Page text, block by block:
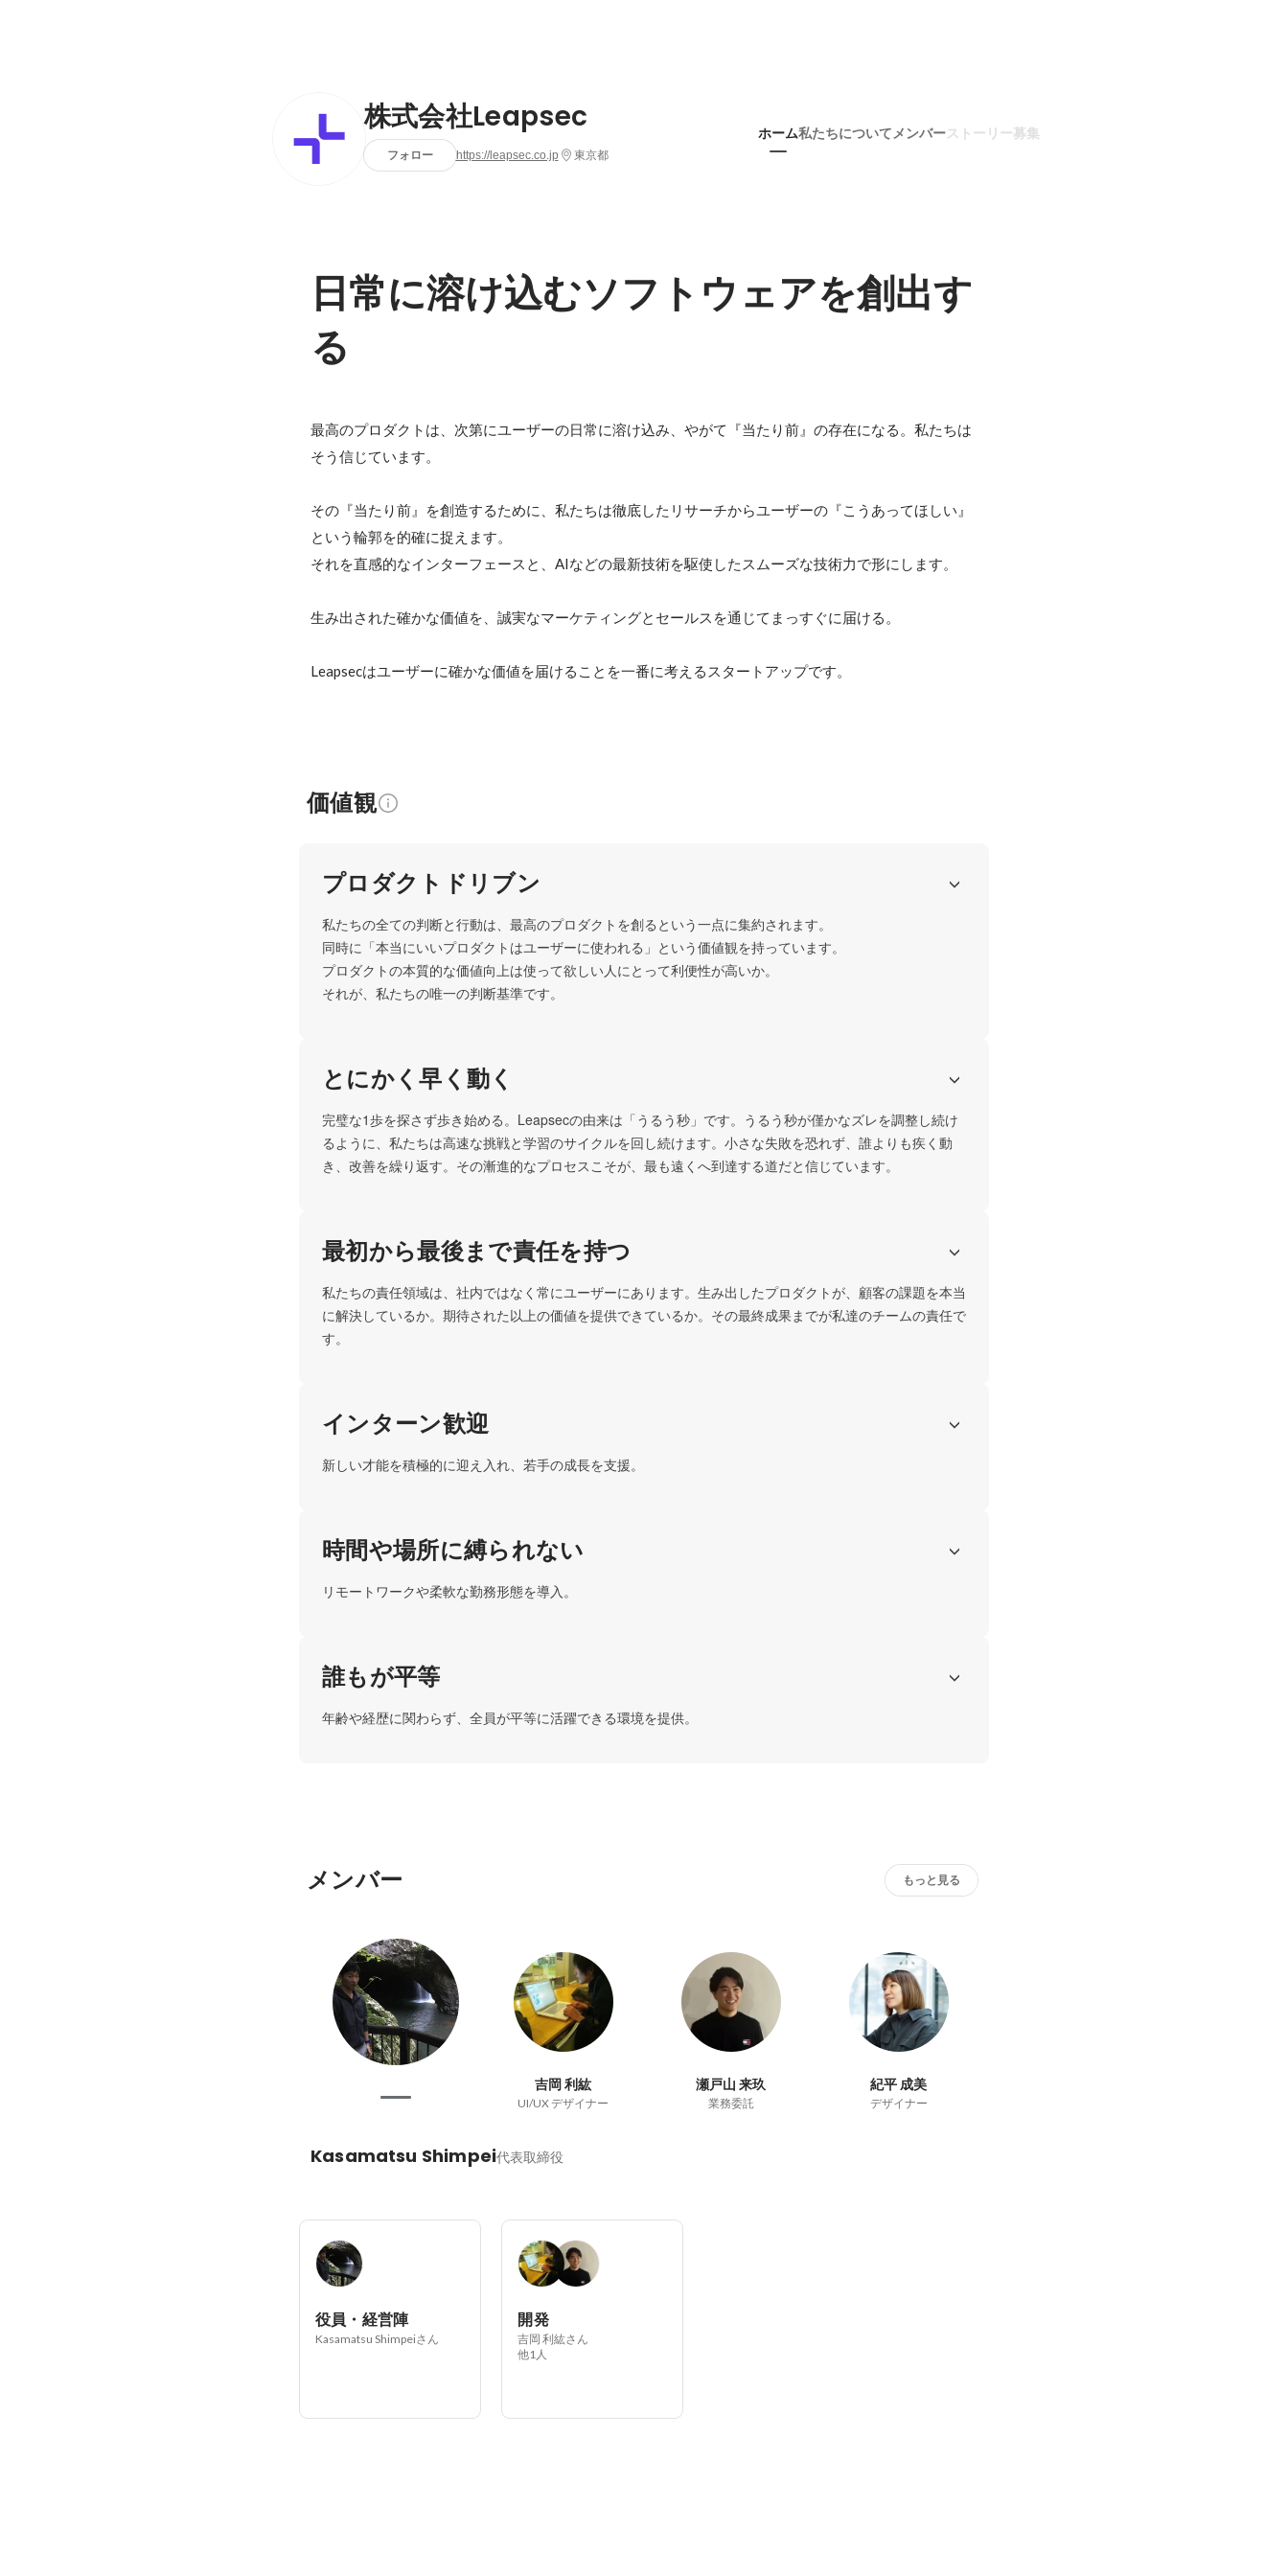
株式会社Leapsec
フォロー https://leapsec.co.jp 東京都
ホーム私たちについて メンバーストーリー募集
日常に溶け込むソフトウェアを創出す
る
最高のプロダクトは、次第にユーザーの日常に溶け込み、やがて『当たり前』の存在になる。私たちは
そう信じています。
その『当たり前』を創造するために、私たちは徹底したリサーチからユーザーの『こうあってほしい』
という輪郭を的確に捉えます。
それを直感的なインターフェースと、AIなどの最新技術を駆使したスムーズな技術力で形にします。
生み出された確かな価値を、誠実なマーケティングとセールスを通じてまっすぐに届ける。
価値観
プロダクトドリブン
私たちの全ての判断と行動は、最高のプロダクトを創るという一点に集約されます。
同時に「本当にいいプロダクトはユーザーに使われる」という価値観を持っています。
プロダクトの本質的な価値向上は使って欲しい人にとって利便性が高いか。
それが、私たちの唯一の判断基準です。
とにかく早く動く
完璧な1歩を探さず歩き始める。Leapsecの由来は「うるう秒」です。うるう秒が僅かなズレを調整し続け
るように、私たちは高速な挑戦と学習のサイクルを回し続けます。小さな失敗を恐れず、誰よりも疾く動
き、改善を繰り返す。その漸進的なプロセスこそが、最も遠くへ到達する道だと信じています。
最初から最後まで責任を持つ
私たちの責任領域は、社内ではなく常にユーザーにあります。生み出したプロダクトが、顧客の課題を本当
に解決しているか。期待された以上の価値を提供できているか。その最終成果までが私達のチームの責任で
す。
インターン歓迎
新しい才能を積極的に迎え入れ、若手の成長を支援。
時間や場所に縛られない
リモートワークや柔軟な勤務形態を導入。
誰もが平等
年齢や経歴に関わらず、全員が平等に活躍できる環境を提供。
メンバー もっと見る
吉岡 利紘
UI/UX デザイナー
瀬戸山 来玖
業務委託
紀平 成美
デザイナー
Kasamatsu Shimpei代表取締役
役員・経営陣
Kasamatsu Shimpeiさん
開発
吉岡 利紘さん
他1人